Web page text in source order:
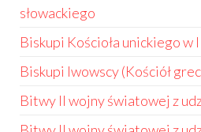
słowackiego
Biskupi Kościoła unickiego
Biskupi lwowscy (Kościół
Bitwy II wojny światowej z